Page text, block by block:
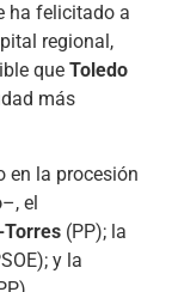
ha felicitado a
regional,
que Toledo
más
en la procesión
–, el
Torres(PP); la
y la